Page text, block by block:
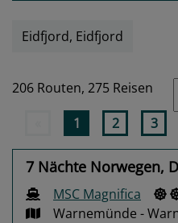
Eidfjord, Eidfjord
206 Routen, 275 Reisen
1 2 3
7 Nächte Norwegen,
MSC Magnifica
Warnemünde -